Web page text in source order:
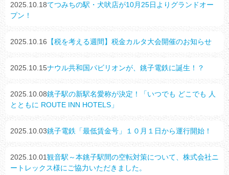
2025.10.18てつみちの駅・犬吠店が10月25日よりグランドオー
プン！
2025.10.16 【税を考える週間】税金カルタ大会開催のお知らせ
2025.10.15ナウル共和国パビリオンが、銚子電鉄に誕生！？
2025.10.08銚子駅の新駅名愛称が決定！「いつでも どこでも 人
とともに ROUTE INN HOTELS」
2025.10.03銚子電鉄「最低賃金号」１０月１日から運行開始！
2025.10.01観音駅～本銚子駅間の空転対策について、株式会社ニ
ートレックス様にご協力いただきました。